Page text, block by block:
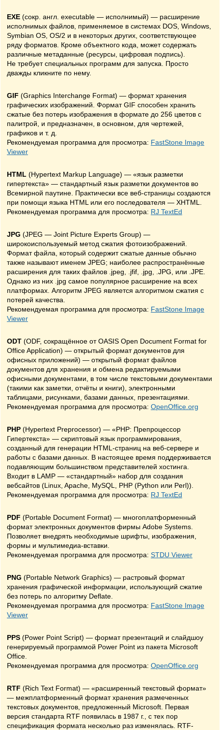
EXE (сокр. англ. executable — исполнимый) — расширение
исполнимых файлов, применяемое в системах DOS, Windows,
Symbian OS, OS/2 и в некоторых других, соответствующее
ряду форматов. Кроме объектного кода, может содержать
различные метаданные (ресурсы, цифровая подпись).
Не требует специальных программ для запуска. Просто
дважды кликните по нему.
GIF (Graphics Interchange Format) — формат хранения
графических изображений. Формат GIF способен хранить
сжатые без потерь изображения в формате до 256 цветов с
палитрой, и предназначен, в основном, для чертежей,
графиков и т. д.
Рекомендуемая программа для просмотра: FastStone Image
Viewer
HTML (Hypertext Markup Language) — «язык разметки
гипертекста» — стандартный язык разметки документов во
Всемирной паутине. Практически все веб-страницы создаются
при помощи языка HTML или его последователя — XHTML.
Рекомендуемая программа для просмотра: RJ TextEd
JPG (JPEG — Joint Picture Experts Group) —
широкоиспользуемый метод сжатия фотоизображений.
Формат файла, который содержит сжатые данные обычно
также называют именем JPEG; наиболее распространённые
расширения для таких файлов .jpeg, .jfif, .jpg, .JPG, или .JPE.
Однако из них .jpg самое популярное расширение на всех
платформах. Алгоритм JPEG является алгоритмом сжатия с
потерей качества.
Рекомендуемая программа для просмотра: FastStone Image
Viewer
ODT (ODF, сокращённое от OASIS Open Document Format for
Office Application) — открытый формат документов для
офисных приложений) — открытый формат файлов
документов для хранения и обмена редактируемыми
офисными документами, в том числе текстовыми документами
(такими как заметки, отчёты и книги), электронными
таблицами, рисунками, базами данных, презентациями.
Рекомендуемая программа для просмотра: OpenOffice.org
PHP (Hypertext Preprocessor) — «PHP: Препроцессор
Гипертекста» — скриптовый язык программирования,
созданный для генерации HTML-страниц на веб-сервере и
работы с базами данных. В настоящее время поддерживается
подавляющим большинством представителей хостинга.
Входит в LAMP — «стандартный» набор для создания
вебсайтов (Linux, Apache, MySQL, PHP (Python или Perl)).
Рекомендуемая программа для просмотра: RJ TextEd
PDF (Portable Document Format) — многоплатформенный
формат электронных документов фирмы Adobe Systems.
Позволяет внедрять необходимые шрифты, изображения,
формы и мультимедиа-вставки.
Рекомендуемая программа для просмотра: STDU Viewer
PNG (Portable Network Graphics) — растровый формат
хранения графической информации, использующий сжатие
без потерь по алгоритму Deflate.
Рекомендуемая программа для просмотра: FastStone Image
Viewer
PPS (Power Point Script) — формат презентаций и слайдшоу
генерируемый программой Power Point из пакета Microsoft
Office.
Рекомендуемая программа для просмотра: OpenOffice.org
RTF (Rich Text Format) — «расширенный текстовый формат»
— межплатформенный формат хранения размеченных
текстовых документов, предложенный Microsoft. Первая
версия стандарта RTF появилась в 1987 г., с тех пор
спецификация формата несколько раз изменялась. RTF-